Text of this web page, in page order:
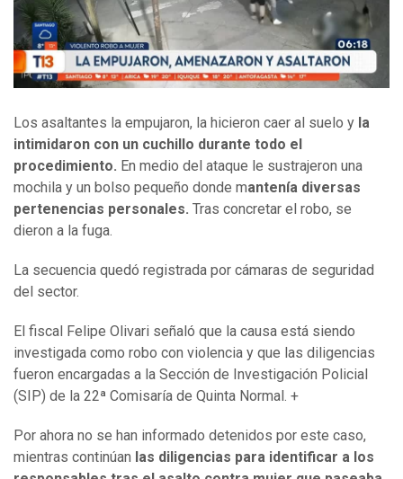
Los asaltantes la empujaron, la hicieron caer al suelo y la
intimidaron con un cuchillo durante todo el
procedimiento. En medio del ataque le sustrajeron una
mochila y un bolso pequeño donde mantenía diversas
pertenencias personales. Tras concretar el robo, se
dieron a la fuga.
La secuencia quedó registrada por cámaras de seguridad
del sector.
El fiscal Felipe Olivari señaló que la causa está siendo
investigada como robo con violencia y que las diligencias
fueron encargadas a la Sección de Investigación Policial
(SIP) de la 22ª Comisaría de Quinta Normal. +
Por ahora no se han informado detenidos por este caso,
mientras continúan las diligencias para identificar a los